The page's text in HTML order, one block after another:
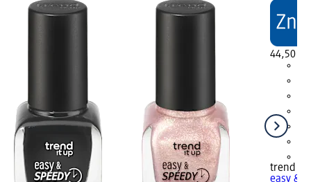
44,50 Kč
trend !t
easy &